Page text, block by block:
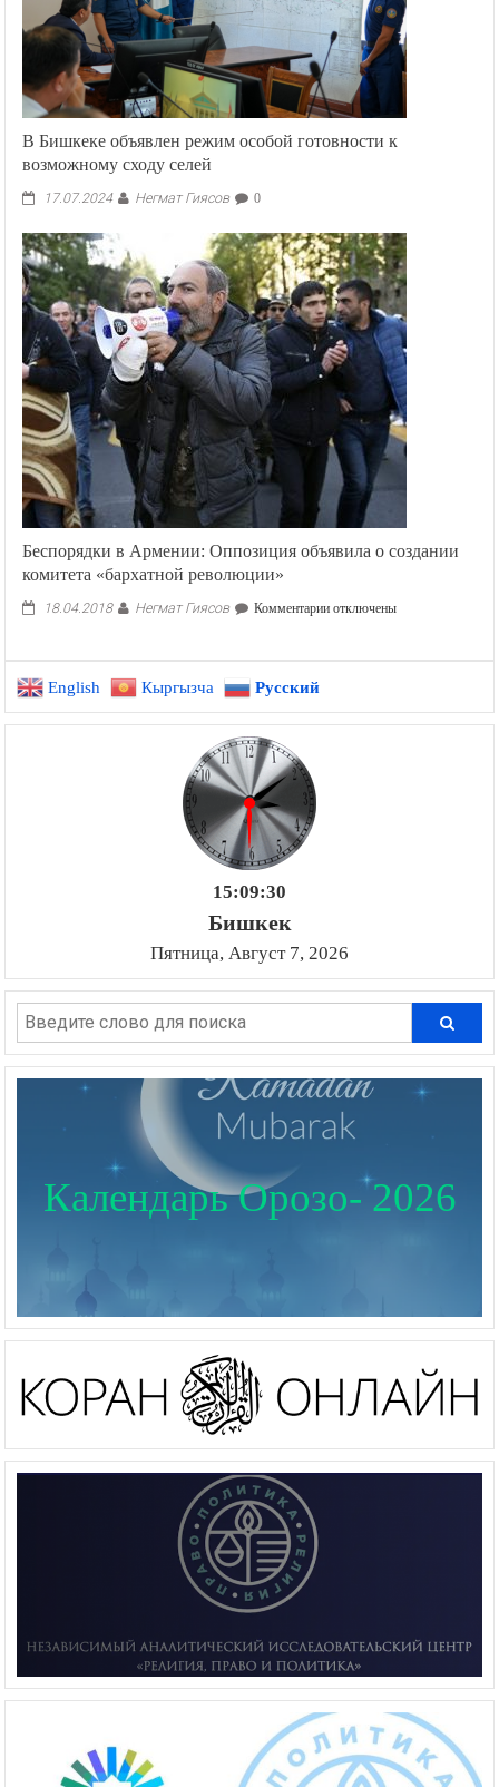
В Бишкеке объявлен режим особой готовности к
возможному сходу селей
17.07.2024 Негмат Гиясов 0
Беспорядки в Армении: Оппозиция объявила о создании
комитета «бархатной революции»
18.04.2018 Негмат Гиясов Комментариик
в
объявила
отключены
English Кыргызча Русский
15:09:31
Бишкек
Пятница, Август 7, 2026
Календарь Орозо- 2026